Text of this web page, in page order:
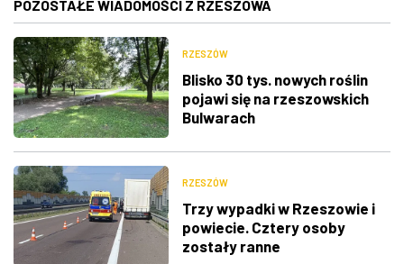
POZOSTAŁE WIADOMOŚCI Z RZESZOWA
RZESZÓW
Blisko 30 tys. nowych roślin
pojawi się na rzeszowskich
Bulwarach
RZESZÓW
Trzy wypadki w Rzeszowie i
powiecie. Cztery osoby
zostały ranne